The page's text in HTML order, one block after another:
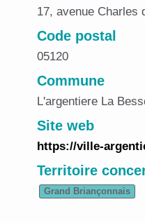
17, avenue Charles
Code postal
05120
Commune
L'argentiere La
Site web
https://ville-
Territoire
Grand Briançonnais